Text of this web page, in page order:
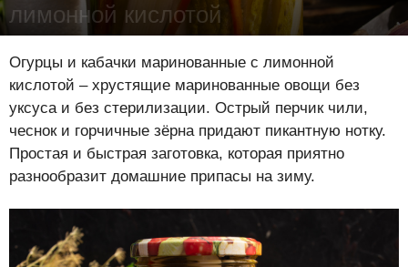
лимонной кислотой
Огурцы и кабачки маринованные с лимонной
кислотой – хрустящие маринованные овощи без
уксуса и без стерилизации. Острый перчик чили,
чеснок и горчичные зёрна придают пикантную нотку.
Простая и быстрая заготовка, которая приятно
разнообразит домашние припасы на зиму.